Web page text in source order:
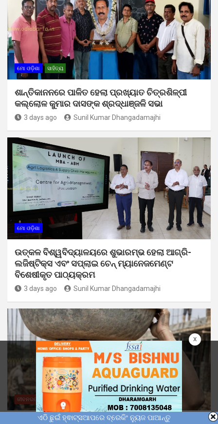
x
ମୋ ଓଡ଼ିଶା ସାହିତ୍ୟ
ଶାନ୍ତିକାନନରେ ପାଳିତ ହେଲା ପ୍ରଖ୍ୟାତ ଚିତ୍ରଶିଳ୍ପୀ
କଲ୍ଲୋଳ କୁମାର ଦାସଙ୍କ ଶ୍ରଦ୍ଧାଞ୍ଜଳି ସଭା
3 days ago Sunil Kumar Dhangadamajhi
ମୋ ଓଡ଼ିଶା
ଉତ୍କଳ ବିଶ୍ୱବିଦ୍ୟାଳୟରେ ଶୁଭାରମ୍ଭ ହେଲା ଆଗ୍ରି-
ଲଜିଷ୍ଟିକ୍ସ ଏବଂ ସପ୍ଲାଇ ଚେନ୍ ମ୍ୟାନେଜମେଣ୍ଟ
ବିଶେଷୀକୃତ ପାଠ୍ୟକ୍ରମ
3 days ago Sunil Kumar Dhangadamajhi
ଜୀବନରଙ୍ଗ ବିଚାର ମୋ ଓଡ଼ିଶା
ଏଠି ଛୁଇଁ ହ୍ଵାଟ୍ସଆପରେ ବ୍ରେକିଂ ନ୍ୟୁଜ ପାଆନ୍ତୁ